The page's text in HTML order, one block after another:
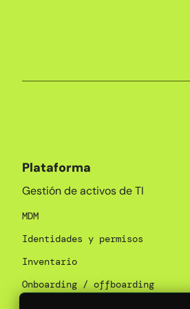
Plataforma
Gestión de activos de TI
MDM
Identidades y permisos
Inventario
Onboarding / offboarding